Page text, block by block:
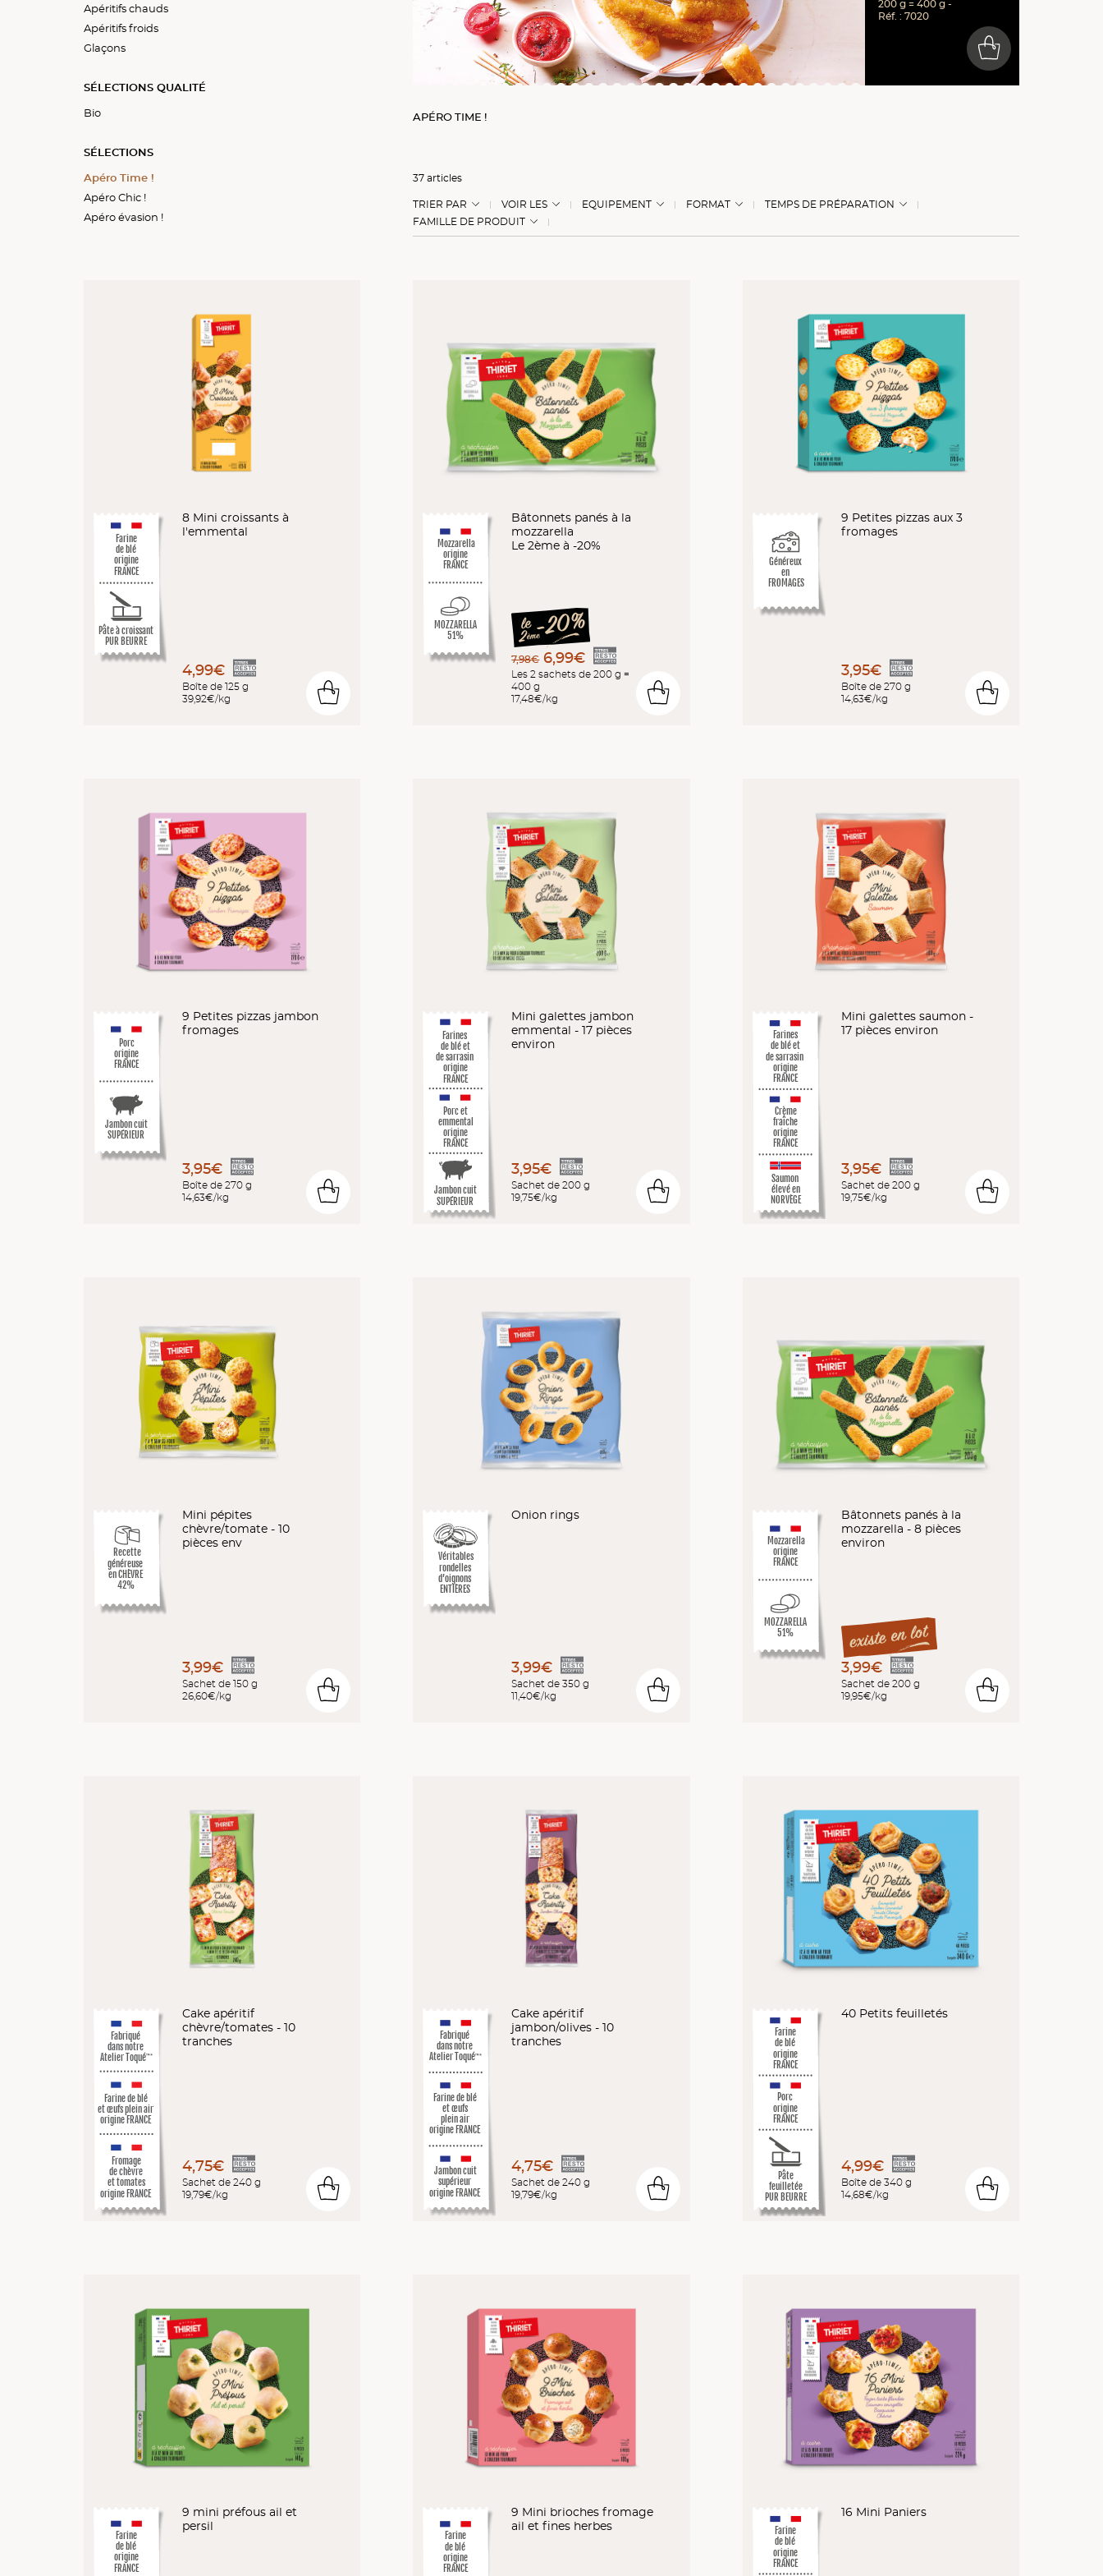
Apéritifs chauds
Apéritifs froids
Glaçons
SÉLECTIONS QUALITÉ
Bio
SÉLECTIONS
Apéro Time !
Apéro Chic !
Apéro évasion !
200 g = 400 g -
Réf. : 7020
0
APÉRO TIME !
37 articles
TRIER PAR VOIR LES EQUIPEMENT FORMAT
TEMPS DE PRÉPARATION
FAMILLE DE PRODUIT
Farine
de blé
origine
FRANCE
Pâte à croissant
PUR BEURRE
8 Mini croissants à
l'emmental
4,99€
Boîte de 125 g
39,92€/kg
0
Mozzarella
origine
FRANCE
MOZZARELLA
51%
Bâtonnets panés à la
mozzarella
Le 2ème à -20%
7,98€6,99€
Les 2 sachets de 200 g =
400 g
17,48€/kg
0
Généreux
en
FROMAGES
9 Petites pizzas aux 3
fromages
3,95€
Boîte de 270 g
14,63€/kg
0
Porc
origine
FRANCE
Jambon cuit
SUPÉRIEUR
9 Petites pizzas jambon
fromages
3,95€
Boîte de 270 g
14,63€/kg
0
Porc et
emmental
origine
FRANCE
Farines
de blé et
de sarrasin
origine
FRANCE
Jambon cuit
SUPÉRIEUR
Mini galettes jambon
emmental - 17 pièces
environ
3,95€
Sachet de 200 g
19,75€/kg
0
Farines
de blé et
de sarrasin
origine
FRANCE
Crème
fraîche
origine
FRANCE
Saumon
élevé en
NORVÈGE
Mini galettes saumon -
17 pièces environ
3,95€
Sachet de 200 g
19,75€/kg
0
Recette
généreuse
en CHÈVRE
42%
Mini pépites
chèvre/tomate - 10
pièces env
3,99€
Sachet de 150 g
26,60€/kg
0
Véritables
rondelles
d’oignons
ENTIÈRES
Onion rings
3,99€
Sachet de 350 g
11,40€/kg
0
Mozzarella
origine
FRANCE
MOZZARELLA
51%
Bâtonnets panés à la
mozzarella - 8 pièces
environ
3,99€
Sachet de 200 g
19,95€/kg
0
Fabriqué
dans notre
Atelier Toqué™*
Farine de blé
et œufs plein air
origine FRANCE
Fromage
de chèvre
et tomates
origine FRANCE
Cake apéritif
chèvre/tomates - 10
tranches
4,75€
Sachet de 240 g
19,79€/kg
0
Fabriqué
dans notre
Atelier Toqué™*
Farine de blé
et œufs
plein air
origine FRANCE
Jambon cuit
supérieur
origine FRANCE
Cake apéritif
jambon/olives - 10
tranches
4,75€
Sachet de 240 g
19,79€/kg
0
Farine
de blé
origine
FRANCE
Porc
origine
FRANCE
Pâte
feuilletée
PUR BEURRE
40 Petits feuilletés
4,99€
Boîte de 340 g
14,68€/kg
0
Farine
de blé
origine
FRANCE
9 mini préfous ail et
persil
Farine
de blé
origine
FRANCE
9 Mini brioches fromage
ail et fines herbes
Farine
de blé
origine
FRANCE
16 Mini Paniers